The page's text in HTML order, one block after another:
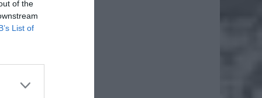
of the
List of